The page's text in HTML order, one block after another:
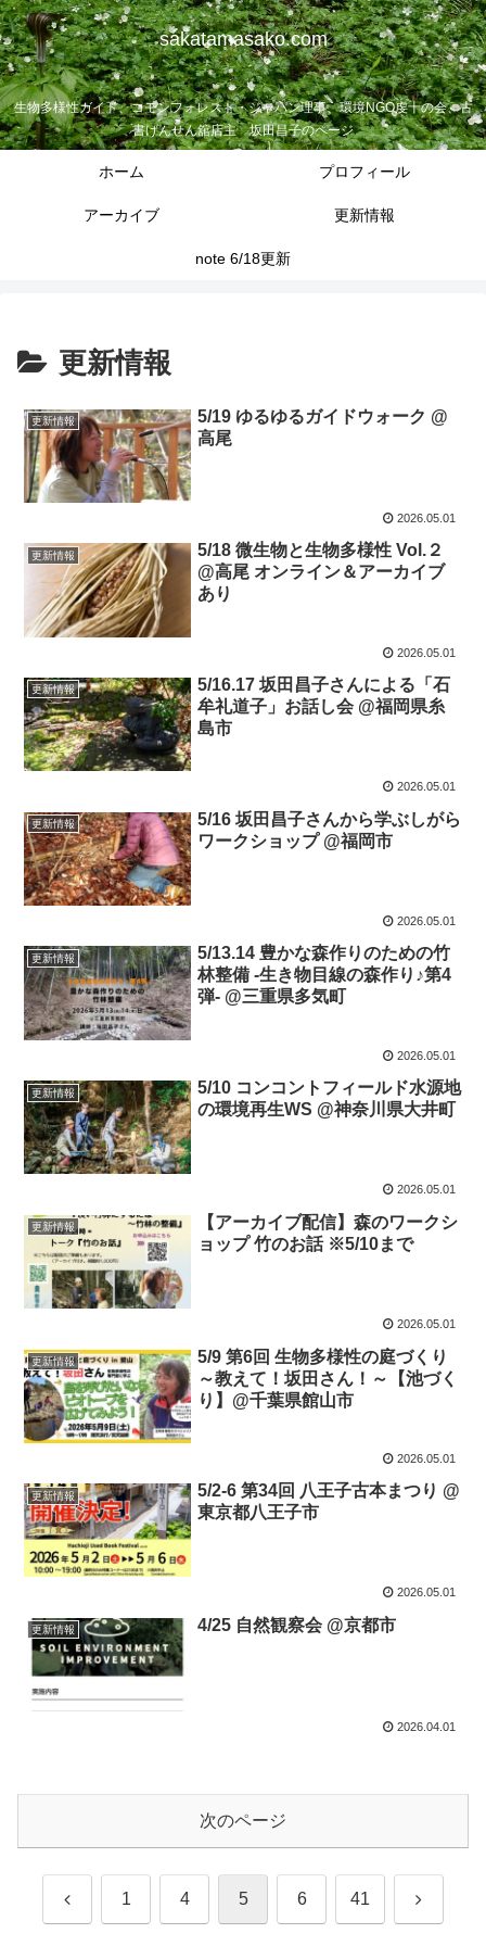
sakatamasako.com
生物多様性ガイド、コモンフォレスト・ジャパン理事、環境NGO虔十の会、古
書げんせん舘店主 坂田昌子のページ
ホーム プロフィール
アーカイブ 更新情報
note 6/18更新
更新情報
更新情報
5/19 ゆるゆるガイドウォーク @
高尾
2026.05.01
更新情報
5/18 微生物と生物多様性 Vol.２
@高尾 オンライン＆アーカイブ
あり
2026.05.01
更新情報
5/16.17 坂田昌子さんによる「石
牟礼道子」お話し会 @福岡県糸
島市
2026.05.01
更新情報
5/16 坂田昌子さんから学ぶしがら
ワークショップ @福岡市
2026.05.01
更新情報
5/13.14 豊かな森作りのための竹
林整備 -生き物目線の森作り♪第4
弾- @三重県多気町
2026.05.01
更新情報
5/10 コンコントフィールド水源地
の環境再生WS @神奈川県大井町
2026.05.01
更新情報
【アーカイブ配信】森のワークシ
ョップ 竹のお話 ※5/10まで
2026.05.01
更新情報
5/9 第6回 生物多様性の庭づくり
～教えて！坂田さん！～【池づく
り】@千葉県館山市
2026.05.01
更新情報
5/2-6 第34回 八王子古本まつり @
東京都八王子市
2026.05.01
更新情報 4/25 自然観察会 @京都市
2026.04.01
次のページ
前 1 4 5 6 41 次